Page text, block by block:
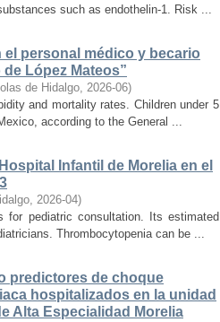
such as endothelin-1. Risk ...
personal médico y becario
López Mateos”
de Hidalgo, 2026-06)
and mortality rates. Children under 5
according to the General ...
Infantil de Morelia en el
, 2026-04)
for pediatric consultation. Its estimated
Thrombocytopenia can be ...
predictores de choque
hospitalizados en la unidad
Alta Especialidad Morelia